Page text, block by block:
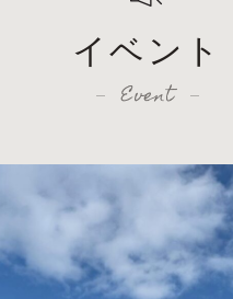
イベント
Event